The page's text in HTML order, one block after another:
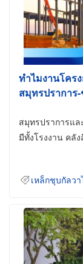
ทำไมงานโคร
สมุทรปราการ
สมุทรปราการแ
มีทั้งโรงงาน คลั
เหล็กชุบกัลว